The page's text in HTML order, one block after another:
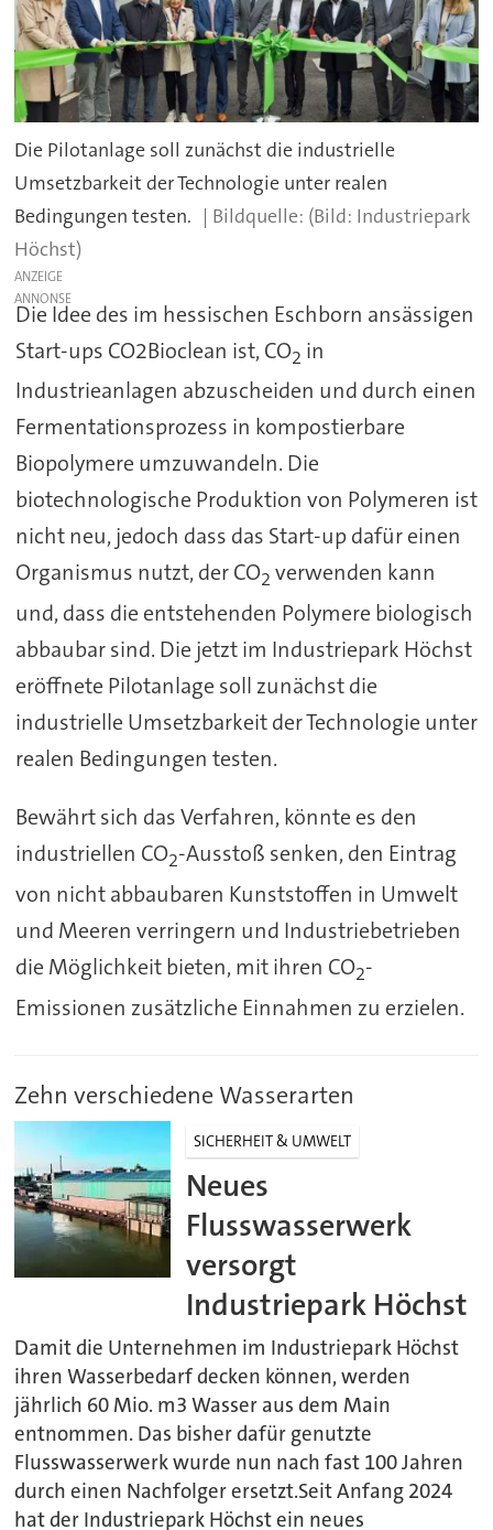
Die Pilotanlage soll zunächst die industrielle
Umsetzbarkeit der Technologie unter realen
Bedingungen testen.
(Bild: Industriepark
Höchst)
ANZEIGE
Die Idee des im hessischen Eschborn ansässigen
Start-ups CO2Bioclean ist, CO2 in
Industrieanlagen abzuscheiden und durch einen
Fermentationsprozess in kompostierbare
Biopolymere umzuwandeln. Die
biotechnologische Produktion von Polymeren ist
nicht neu, jedoch dass das Start-up dafür einen
Organismus nutzt, der CO2 verwenden kann
und, dass die entstehenden Polymere biologisch
abbaubar sind. Die jetzt im Industriepark Höchst
eröffnete Pilotanlage soll zunächst die
industrielle Umsetzbarkeit der Technologie unter
realen Bedingungen testen.
Bewährt sich das Verfahren, könnte es den
industriellen CO2-Ausstoß senken, den Eintrag
von nicht abbaubaren Kunststoffen in Umwelt
und Meeren verringern und Industriebetrieben
die Möglichkeit bieten, mit ihren CO2-
Emissionen zusätzliche Einnahmen zu erzielen.
Zehn verschiedene Wasserarten
SICHERHEIT & UMWELT
Neues
Flusswasserwerk
versorgt
Industriepark Höchst
Damit die Unternehmen im Industriepark Höchst
ihren Wasserbedarf decken können, werden
jährlich 60 Mio. m3 Wasser aus dem Main
entnommen. Das bisher dafür genutzte
Flusswasserwerk wurde nun nach fast 100 Jahren
durch einen Nachfolger ersetzt.Seit Anfang 2024
hat der Industriepark Höchst ein neues